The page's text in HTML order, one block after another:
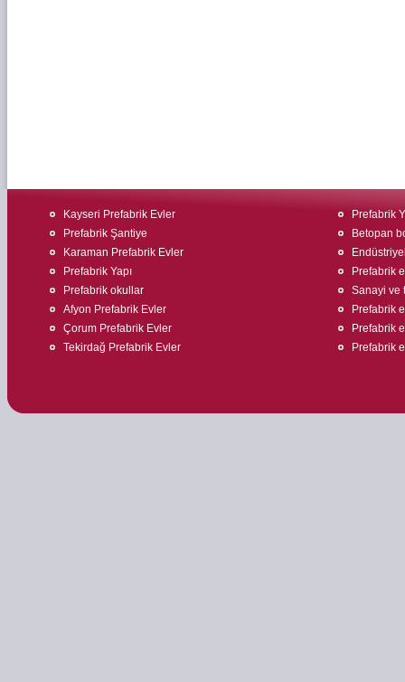
Kayseri Prefabrik Evler
Prefabrik Şantiye
Karaman Prefabrik Evler
Prefabrik Yapı
Prefabrik okullar
Afyon Prefabrik Evler
Çorum Prefabrik Evler
Tekirdağ Prefabrik Evler
Prefabrik
Betopan
Prefabrik
Sanayi ve
Prefabrik
Prefabrik
Prefabrik